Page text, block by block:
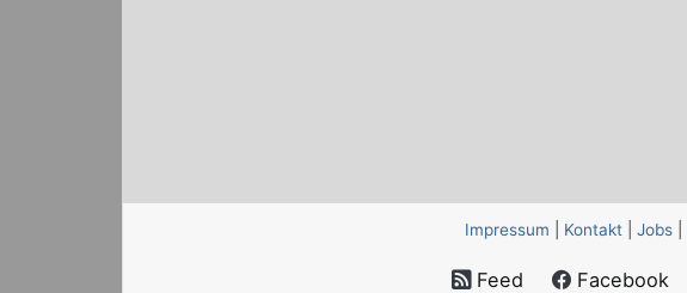
Impressum Kontakt Jobs
Feed Facebook